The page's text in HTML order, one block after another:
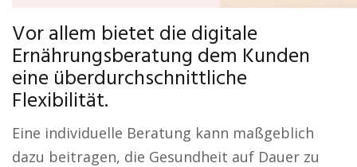
Vor allem bietet die digitale
Ernährungsberatung dem Kunden
eine überdurchschnittliche
Flexibilität.
Eine individuelle Beratung kann maßgeblich
dazu beitragen, die Gesundheit auf Dauer zu